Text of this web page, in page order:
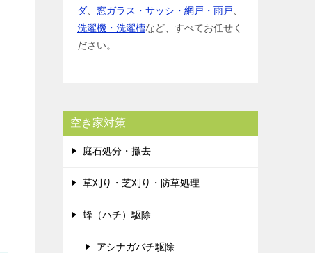
ダ
窓ガラス・サッシ・網戸・雨戸
洗濯機・洗濯槽など、すべてお任せく
ださい。
空き家対策
庭石処分・撤去
草刈り・芝刈り・防草処理
蜂（ハチ）駆除
アシナガバチ駆除